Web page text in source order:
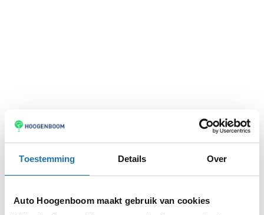
Toestemming Details Over
Auto Hoogenboom maakt gebruik van cookies